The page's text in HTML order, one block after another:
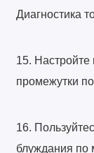
Диагностика
15.
промежутки
16.
блуждания по